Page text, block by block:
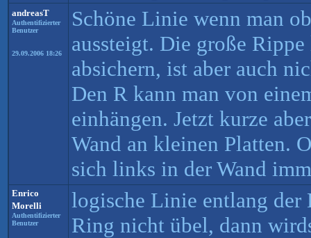
andreasT
Authentifizierter
Benutzer
29.09.2006 18:26
Schöne Linie wenn man
aussteigt. Die große
absichern, ist aber auch
Den R kann man von
einhängen. Jetzt kurze
Wand an kleinen Platten.
sich links in der Wand
Enrico
Morelli
Authentifizierter
Benutzer
logische Linie entlang der
Ring nicht übel, dann